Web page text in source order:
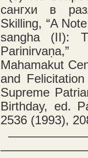
сангхи в
Skilling, “A
sangha (II):
Mahamakut
and
Supreme
Birthday, ed.
2536 (1993),